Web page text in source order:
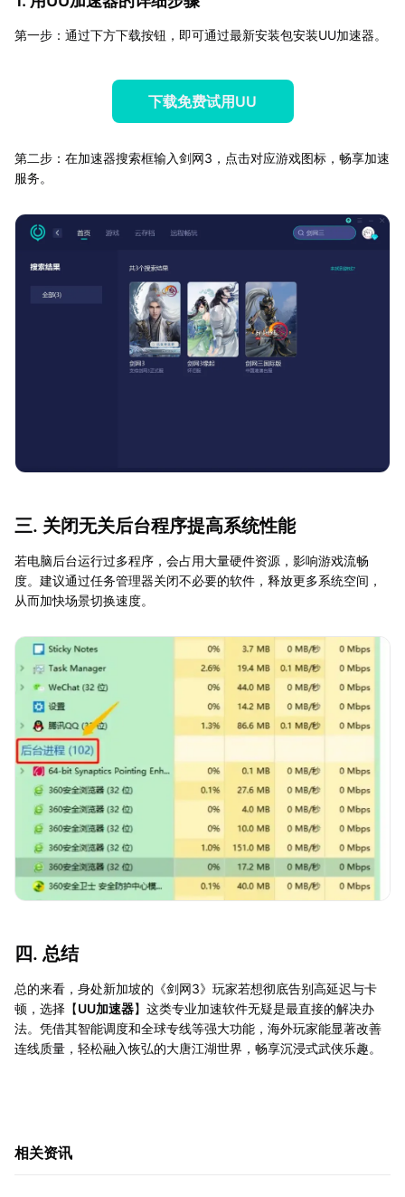
第一步：通过下方下载按钮，即可通过最新安装包安装UU加速器。
下载免费试用UU
第二步：在加速器搜索框输入剑网3，点击对应游戏图标，畅享加速
服务。
三. 关闭无关后台程序提高系统性能
若电脑后台运行过多程序，会占用大量硬件资源，影响游戏流畅
度。建议通过任务管理器关闭不必要的软件，释放更多系统空间，
从而加快场景切换速度。
四. 总结
总的来看，身处新加坡的《剑网3》玩家若想彻底告别高延迟与卡
顿，选择【UU加速器】这类专业加速软件无疑是最直接的解决办
法。凭借其智能调度和全球专线等强大功能，海外玩家能显著改善
连线质量，轻松融入恢弘的大唐江湖世界，畅享沉浸式武侠乐趣。
相关资讯